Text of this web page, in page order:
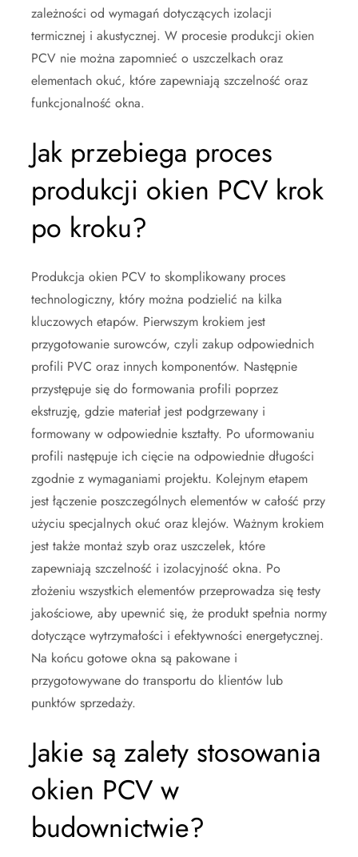
zależności od wymagań dotyczących izolacji
termicznej i akustycznej. W procesie produkcji okien
PCV nie można zapomnieć o uszczelkach oraz
elementach okuć, które zapewniają szczelność oraz
funkcjonalność okna.
Jak przebiega proces
produkcji okien PCV krok
po kroku?
Produkcja okien PCV to skomplikowany proces
technologiczny, który można podzielić na kilka
kluczowych etapów. Pierwszym krokiem jest
przygotowanie surowców, czyli zakup odpowiednich
profili PVC oraz innych komponentów. Następnie
przystępuje się do formowania profili poprzez
ekstruzję, gdzie materiał jest podgrzewany i
formowany w odpowiednie kształty. Po uformowaniu
profili następuje ich cięcie na odpowiednie długości
zgodnie z wymaganiami projektu. Kolejnym etapem
jest łączenie poszczególnych elementów w całość przy
użyciu specjalnych okuć oraz klejów. Ważnym krokiem
jest także montaż szyb oraz uszczelek, które
zapewniają szczelność i izolacyjność okna. Po
złożeniu wszystkich elementów przeprowadza się testy
jakościowe, aby upewnić się, że produkt spełnia normy
dotyczące wytrzymałości i efektywności energetycznej.
Na końcu gotowe okna są pakowane i
przygotowywane do transportu do klientów lub
punktów sprzedaży.
Jakie są zalety stosowania
okien PCV w
budownictwie?